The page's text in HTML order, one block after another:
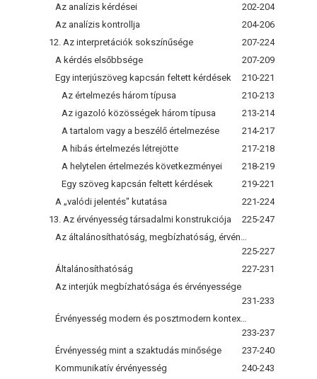
Az analízis kérdései
202-204
Az analízis kontrollja
204-206
12. Az interpretációk sokszínűsége
207-224
A kérdés elsőbbsége
207-209
Egy interjúszöveg kapcsán feltett kérdések
210-221
Az értelmezés három típusa
210-213
Az igazoló közösségek három típusa
213-214
A tartalom vagy a beszélő értelmezése
214-217
A hibás értelmezés létrejötte
217-218
A helytelen értelmezés következményei
218-219
Egy szöveg kapcsán feltett kérdések
219-221
A „valódi jelentés" kutatása
221-224
13. Az érvényesség társadalmi konstrukciója
225-247
225-227
Általánosíthatóság
227-231
Az interjúk megbízhatósága és érvényessége
231-233
233-237
Érvényesség mint a szaktudás minősége
237-240
Kommunikatív érvényesség
240-243